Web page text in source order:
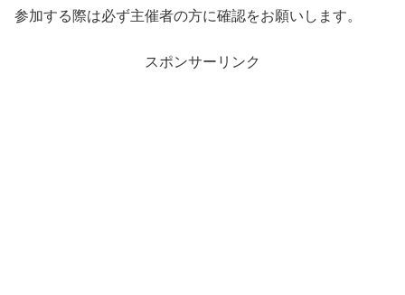
参加する際は必ず主催者の方に確認をお願いします。
スポンサーリンク